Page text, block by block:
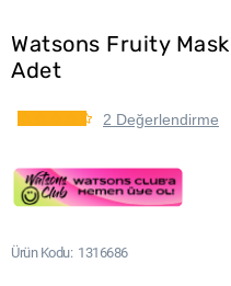
Watsons Fruity
Adet
2 Değerlendirme
Ürün Kodu 1316686